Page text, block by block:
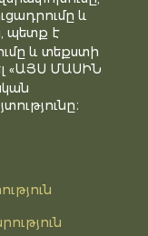
և
պետք է
և տեքստի
«ԱՅՍ ՄԱՍԻՆ